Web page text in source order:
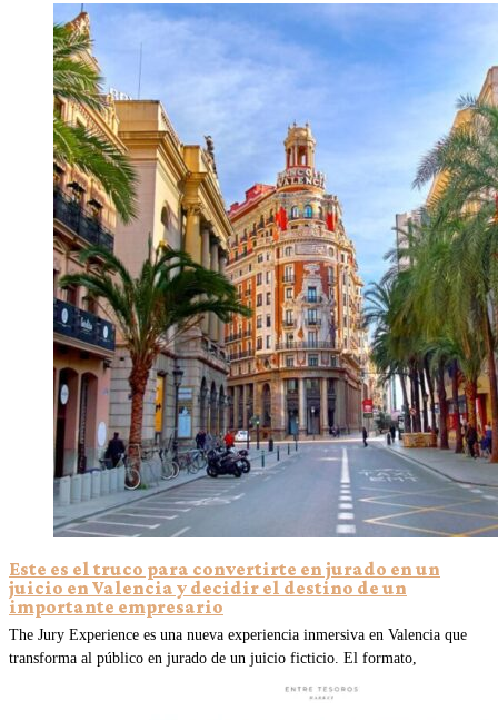
Este es el truco para convertirte en jurado en un
juicio en Valencia y decidir el destino de un
importante empresario
The Jury Experience es una nueva experiencia inmersiva en Valencia que
transforma al público en jurado de un juicio ficticio. El formato,